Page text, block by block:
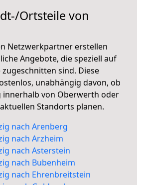
Ortsteile von
Netzwerkpartner erstellen
Angebote, die speziell auf
sind. Diese
unabhängig davon, ob
innerhalb von Oberwerth oder
Standorts planen.
nach Arenberg
nach Arzheim
nach Asterstein
nach Bubenheim
nach Ehrenbreitstein